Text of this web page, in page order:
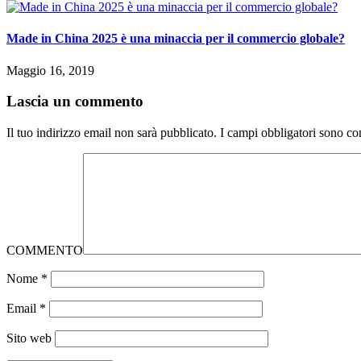
Made in China 2025 è una minaccia per il commercio globale?
Maggio 16, 2019
Lascia un commento
Il tuo indirizzo email non sarà pubblicato. I campi obbligatori sono
COMMENTO
Nome *
Email *
Sito web